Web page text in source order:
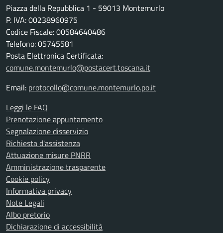
Piazza della Repubblica 1 - 59013 Montemurlo
P. IVA: 00238960975
Codice Fiscale: 00584640486
Telefono: 05745581
Posta Elettronica Certificata:
comune.montemurlo@postacert.toscana.it
Email: protocollo@comune.montemurlo.po.it
Leggi le FAQ
Prenotazione appuntamento
Segnalazione disservizio
Richiesta d'assistenza
Attuazione misure PNRR
Amministrazione trasparente
Cookie policy
Informativa privacy
Note Legali
Albo pretorio
Dichiarazione di accessibilità